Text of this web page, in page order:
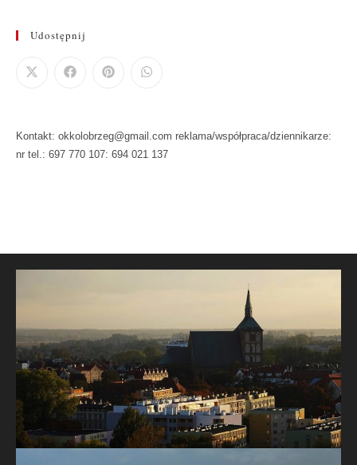
Udostępnij
Kontakt: okkolobrzeg@gmail.com reklama/współpraca/dziennikarze:
nr tel.: 697 770 107: 694 021 137